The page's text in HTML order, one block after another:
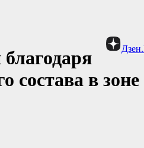
состава в зоне